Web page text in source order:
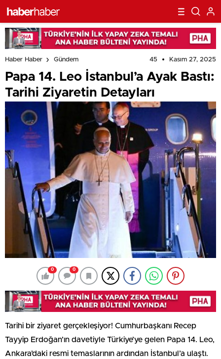
Haber Haber Gündem 45 Kasım 27, 2025
Papa 14. Leo İstanbul’a Ayak Bastı:
Tarihi Ziyaretin Detayları
0 0
Tarihi bir ziyaret gerçekleşiyor! Cumhurbaşkanı Recep
Tayyip Erdoğan’ın davetiyle Türkiye’ye gelen Papa 14. Leo,
Ankara’daki resmi temaslarının ardından İstanbul’a ulaştı.